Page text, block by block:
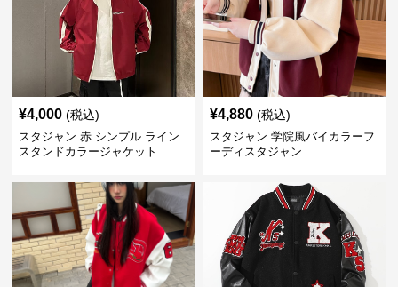
¥4,000 (税込)
スタジャン 赤 シンプル ライン
スタンドカラージャケット
¥4,880 (税込)
スタジャン 学院風バイカラーフ
ーディスタジャン